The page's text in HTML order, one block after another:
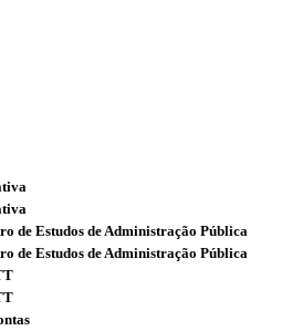
de Estudos de Administração Pública
de Estudos de Administração Pública